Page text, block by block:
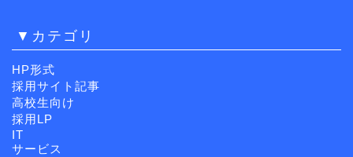
▼カテゴリ
HP形式
採用サイト記事
高校生向け
採用LP
IT
サービス